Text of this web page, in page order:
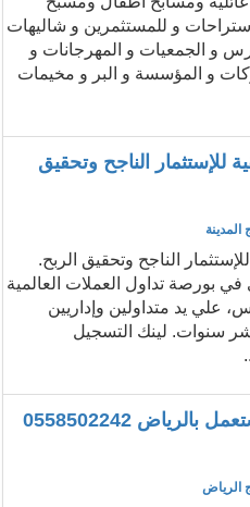
و للمستثمرين و شاليهات
و الجمعيات و المهرجانات و
و المؤسسة و البر و مخيمات
للإستثمار الناجح وتحقيق
المدينة
الناجح وتحقيق الربح.
بورصة تداول العملات العالمية
علي يد متداولين وإداريين
سنوات. لينك التسجيل
شراء اثاث مستعمل بالرياض 0558502242
الرياض